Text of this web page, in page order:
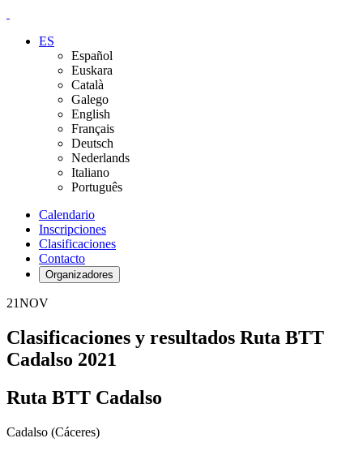
ES
Español
Euskara
Català
Galego
English
Français
Deutsch
Nederlands
Italiano
Português
Calendario
Inscripciones
Clasificaciones
Contacto
Organizadores
21NOV
Clasificaciones y resultados Ruta BTT
Cadalso 2021
Ruta BTT Cadalso
Cadalso (Cáceres)